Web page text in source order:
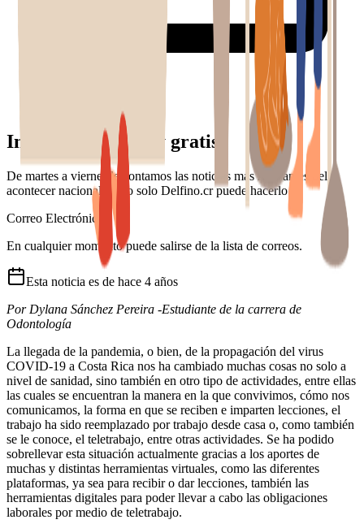
Infórmese rápido y gratis
De martes a viernes le contamos las noticias más relevantes del
acontecer nacional como solo Delfino.cr puede hacerlo.
Correo Electrónico
En cualquier momento puede salirse de la lista de correos.
Esta noticia es de hace 4 años
Por Dylana Sánchez Pereira -Estudiante de la carrera de
Odontología
La llegada de la pandemia, o bien, de la propagación del virus
COVID-19 a Costa Rica nos ha cambiado muchas cosas no solo a
nivel de sanidad, sino también en otro tipo de actividades, entre ellas
las cuales se encuentran la manera en la que convivimos, cómo nos
comunicamos, la forma en que se reciben e imparten lecciones, el
trabajo ha sido reemplazado por trabajo desde casa o, como también
se le conoce, el teletrabajo, entre otras actividades. Se ha podido
sobrellevar esta situación actualmente gracias a los aportes de
muchas y distintas herramientas virtuales, como las diferentes
plataformas, ya sea para recibir o dar lecciones, también las
herramientas digitales para poder llevar a cabo las obligaciones
laborales por medio de teletrabajo.